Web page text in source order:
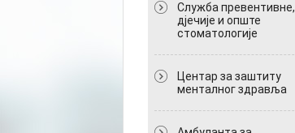
Служба превентивне,
дјечије и опште
стоматологије
Центар за заштиту
менталног здравља